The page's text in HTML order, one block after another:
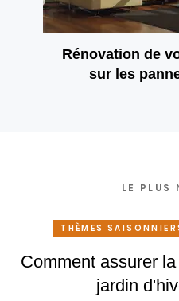
Rénovation de
sur les
LE PLUS
THÈMES
Comment assurer
jardin